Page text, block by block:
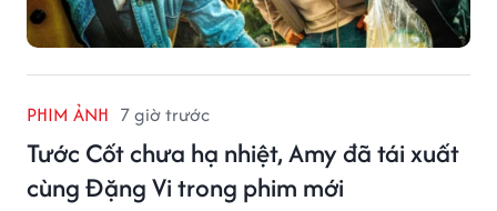
PHIM ẢNH 7 giờ trước
Tước Cốt chưa hạ nhiệt, Amy đã tái xuất
cùng Đặng Vi trong phim mới